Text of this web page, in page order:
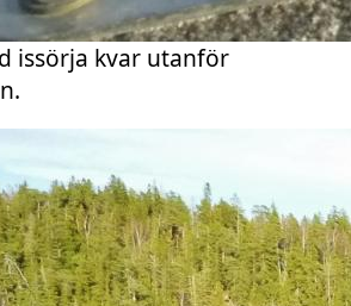
issörja kvar utanför